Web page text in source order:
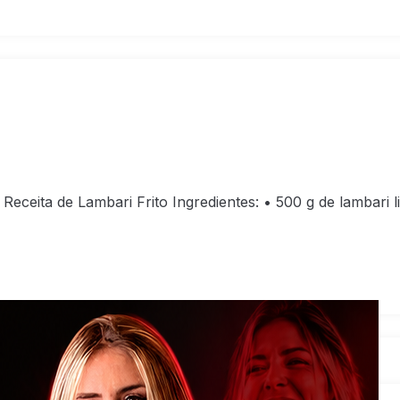
de Lambari Frito Ingredientes: • 500 g de lambari